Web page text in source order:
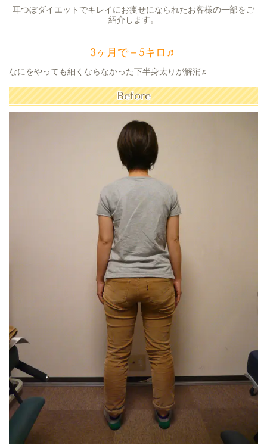
耳つぼダイエットでキレイにお痩せになられたお客様の一部をご
紹介します。
3ヶ月で－5キロ♬
なにをやっても細くならなかった下半身太りが解消♬
Before